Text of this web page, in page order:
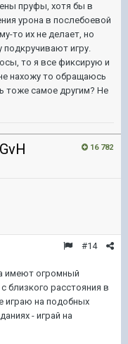
пруфы, хотя бы в
урона в послебоевой
то их не делает, но
подкручивают игру.
то я все фиксирую и
нахожу то обращаюсь
тоже самое другим? Не
16 782
#14
имеют огромный
близкого расстояния в
играю на подобных
- играй на